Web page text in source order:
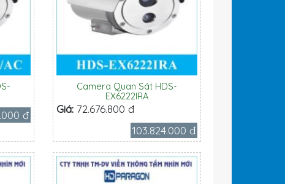
đ
Camera Quan Sát HDS-
EX6222IRA
Giá: 72.676.800 đ
103.824.000 đ